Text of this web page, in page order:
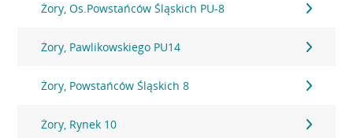
Żory, Os.Powstańców Śląskich PU-8
Żory, Pawlikowskiego PU14
Żory, Powstańców Śląskich 8
Żory, Rynek 10